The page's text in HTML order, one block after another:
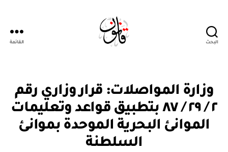
البحث القائمة
التصنيفات
ار
وزارة المواصلات: قرار وزاري رقم
٢ / ٢٩ / ٨٧ بتطبيق قواعد وتعليمات
الموانئ البحرية الموحدة بموانئ
السلطنة
بو
ا
س